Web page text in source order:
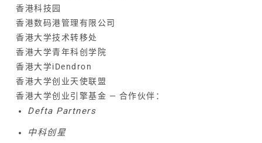
香港科技园
香港数码港管理有限公司
香港大学技术转移处
香港大学青年科创学院
香港大学iDendron
香港大学创业天使联盟
香港大学创业引擎基金 — 合作伙伴：
Defta Partners
中科创星